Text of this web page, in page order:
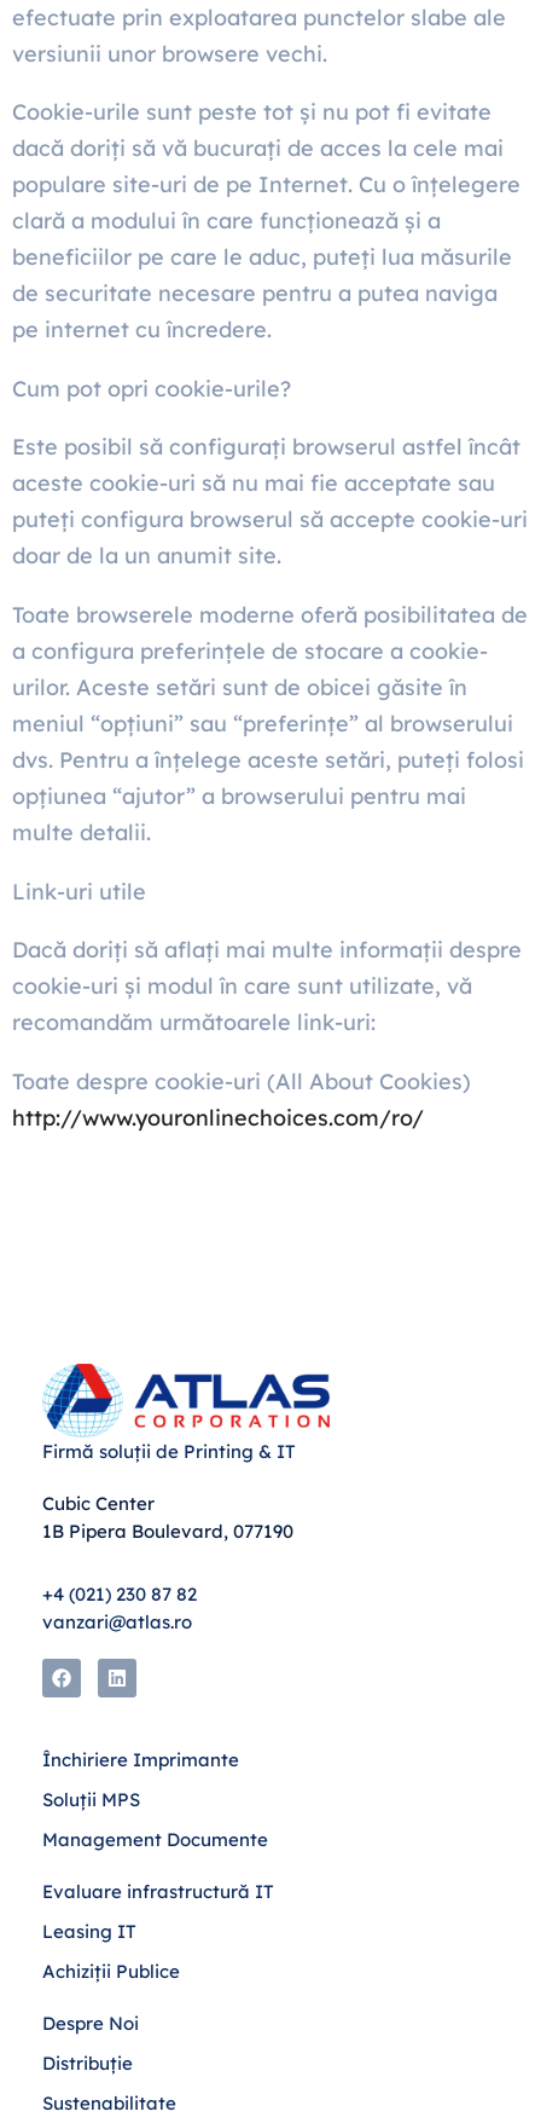
efectuate prin exploatarea punctelor slabe ale
versiunii unor browsere vechi.
Cookie-urile sunt peste tot și nu pot fi evitate
dacă doriți să vă bucurați de acces la cele mai
populare site-uri de pe Internet. Cu o înțelegere
clară a modului în care funcționează și a
beneficiilor pe care le aduc, puteți lua măsurile
de securitate necesare pentru a putea naviga
pe internet cu încredere.
Cum pot opri cookie-urile?
Este posibil să configurați browserul astfel încât
aceste cookie-uri să nu mai fie acceptate sau
puteți configura browserul să accepte cookie-uri
doar de la un anumit site.
Toate browserele moderne oferă posibilitatea de
a configura preferințele de stocare a cookie-
urilor. Aceste setări sunt de obicei găsite în
meniul “opțiuni” sau “preferințe” al browserului
dvs. Pentru a înțelege aceste setări, puteți folosi
opțiunea “ajutor” a browserului pentru mai
multe detalii.
Link-uri utile
Dacă doriți să aflați mai multe informații despre
cookie-uri și modul în care sunt utilizate, vă
recomandăm următoarele link-uri:
Toate despre cookie-uri (All About Cookies)
http://www.youronlinechoices.com/ro/
Firmă soluții de Printing & IT
Cubic Center
1B Pipera Boulevard, 077190
+4 (021) 230 87 82
vanzari@atlas.ro
Închiriere Imprimante
Soluții MPS
Management Documente
Evaluare infrastructură IT
Leasing IT
Achiziții Publice
Despre Noi
Distribuție
Sustenabilitate